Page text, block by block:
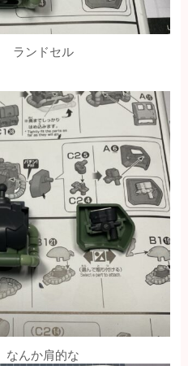
ランドセル
なんか肩的な